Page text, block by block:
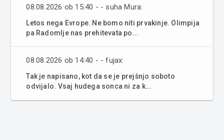
08.08.2026 ob 15:40 - - suha Mura:
Letos nega Evrope. Ne bomo niti prvakinje. Olimpija
pa Radomlje nas prehitevata po...
08.08.2026 ob 14:40 - - fujax:
Tak je napisano, kot da se je prejšnjo soboto
odvijalo. Vsaj hudega sonca ni za k...